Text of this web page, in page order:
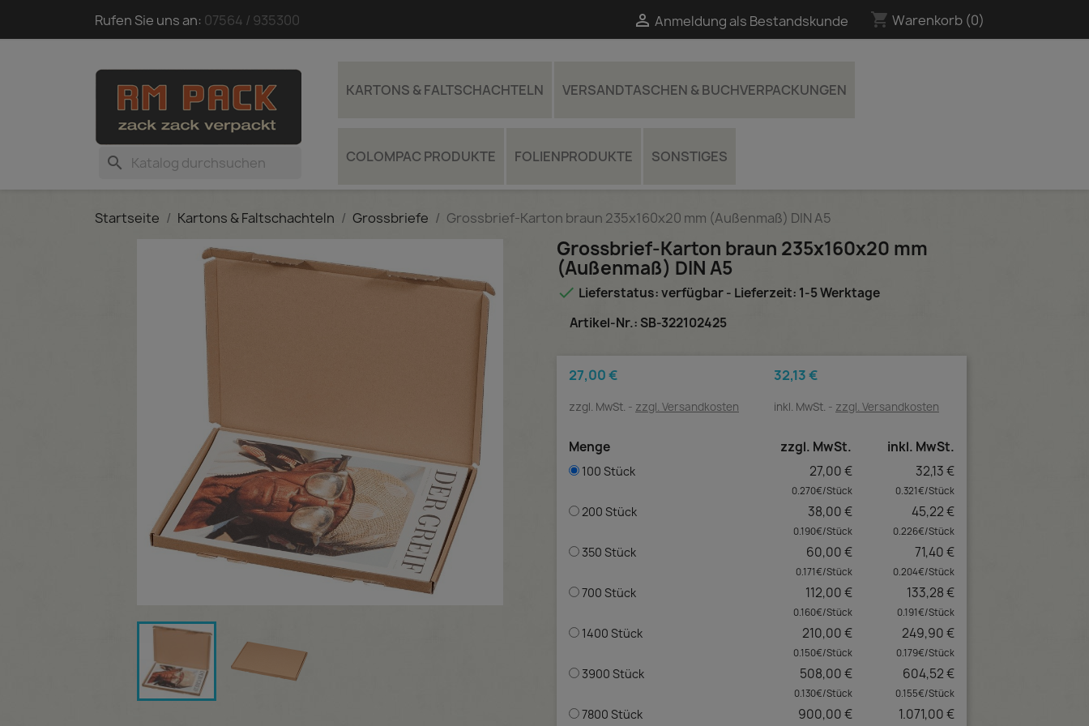
Rufen Sie uns an: 07564 / 935300  Anmeldung als Bestandskunde shopping_cart Warenkorb (0)
search
KARTONS & FALTSCHACHTELN VERSANDTASCHEN & BUCHVERPACKUNGEN
COLOMPAC PRODUKTE FOLIENPRODUKTE SONSTIGES
Startseite Kartons & Faltschachteln Grossbriefe Grossbrief-Karton braun 235x160x20 mm (Außenmaß) DIN A5
Grossbrief-Karton braun 235x160x20 mm
(Außenmaß) DIN A5
 Lieferstatus: verfügbar - Lieferzeit: 1-5 Werktage
Artikel-Nr.: SB-322102425
27,00 €
zzgl. MwSt. zzgl. Versandkosten
32,13 €
inkl. MwSt. zzgl. Versandkosten
Menge zzgl. MwSt. inkl. MwSt.
100 Stück 27,00 €
0.270€/Stück
32,13 €
0.321€/Stück
200 Stück 38,00 €
0.190€/Stück
45,22 €
0.226€/Stück
350 Stück 60,00 €
0.171€/Stück
71,40 €
0.204€/Stück
700 Stück 112,00 €
0.160€/Stück
133,28 €
0.191€/Stück
1400 Stück 210,00 €
0.150€/Stück
249,90 €
0.179€/Stück
3900 Stück 508,00 €
0.130€/Stück
604,52 €
0.155€/Stück
7800 Stück 900,00 € 1.071,00 €